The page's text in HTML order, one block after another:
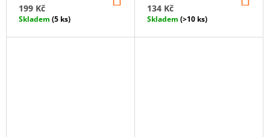
199 Kč KOŠÍKU
Skladem (5 ks)
134 Kč
Skladem (>10 ks)